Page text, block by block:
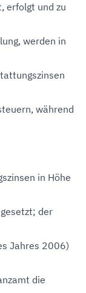
erfolgt und zu
werden in
während
in Höhe
der
Jahres 2006)
die